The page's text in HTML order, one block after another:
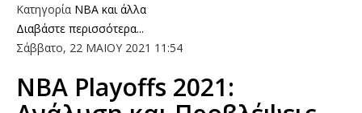
Κατηγορία NBA και άλλα
Διαβάστε περισσότερα...
Σάββατο, 22 ΜΑΙΟΥ 2021 11:54
ΝΒΑ Playoffs 2021: